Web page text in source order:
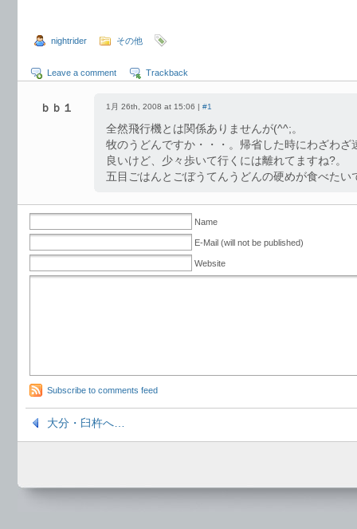
nightrider その他
Leave a comment Trackback
ｂｂ１ 1月 26th, 2008 at 15:06 | #1
全然飛行機とは関係ありませんが(^^;。
牧のうどんですか・・・。帰省した時にわざわざ
良いけど、少々歩いて行くには離れてますね?。
五目ごはんとごぼうてんうどんの硬めが食べたい
Name
E-Mail (will not be published)
Website
Subscribe to comments feed
大分・臼杵へ…